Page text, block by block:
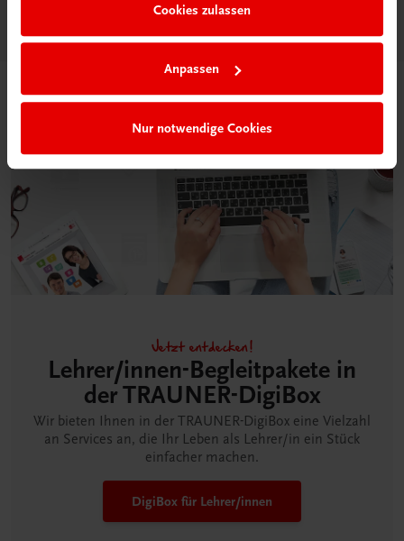
Cookies zulassen
Anpassen
Nur notwendige Cookies
Jetzt entdecken!
Lehrer/innen-Begleitpakete in
der TRAUNER-DigiBox
Wir bieten Ihnen in der TRAUNER-DigiBox eine Vielzahl
an Services an, die Ihr Leben als Lehrer/in ein Stück
einfacher machen.
DigiBox für Lehrer/innen